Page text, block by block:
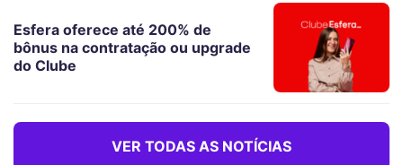
Esfera oferece até 200% de
bônus na contratação ou upgrade
do Clube
VER TODAS AS NOTÍCIAS